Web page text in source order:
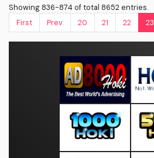
Showing 836-874 of total 8652 entries.
First
Prev. 20 21 22 23